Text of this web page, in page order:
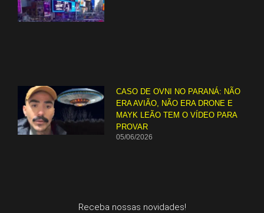
CASO DE OVNI NO PARANÁ: NÃO
ERA AVIÃO, NÃO ERA DRONE E
MAYK LEÃO TEM O VÍDEO PARA
PROVAR
05/06/2026
Receba nossas novidades!